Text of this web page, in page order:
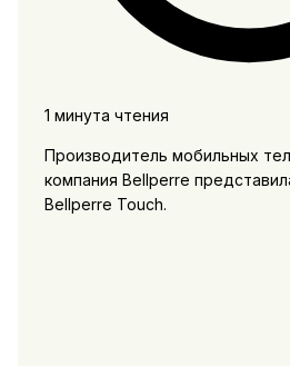
1 минута чтения
Производитель мобильных
компания Bellperre
Bellperre Touch.